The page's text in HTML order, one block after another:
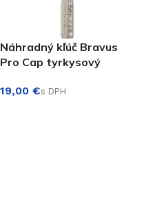
Náhradný kľúč Bravus
Pro Cap tyrkysový
€